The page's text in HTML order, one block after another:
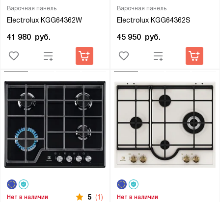
Варочная панель
Electrolux KGG64362W
41 980 руб.
Варочная панель
Electrolux KGG64362S
45 950 руб.
Нет в наличии 5 (1) Нет в наличии